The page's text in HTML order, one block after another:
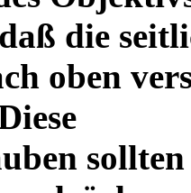
die
oben